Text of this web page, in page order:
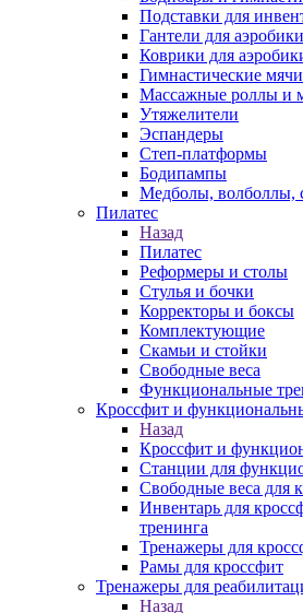
Подставки для
Гантели для аэробики
Коврики для
Гимнастические
Массажные роллы и
Утяжелители
Эспандеры
Степ-платформы
Бодипампы
Медболы, волболлы,
Пилатес
Назад
Пилатес
Реформеры и столы
Стулья и бочки
Корректоры и боксы
Комплектующие
Скамьи и стойки
Свободные веса
Функциональные
Кроссфит и
Назад
Кроссфит и
Станции для
Свободные веса для
Инвентарь для
тренинга
Тренажеры для
Рамы для кроссфит
Тренажеры для
Назад